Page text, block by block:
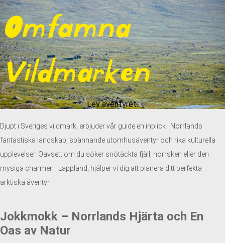
Omfamna
Vildmarken
Lev äventyret.
Djupt i Sveriges vildmark, erbjuder vår guide en inblick i Norrlands
fantastiska landskap, spännande utomhusäventyr och rika kulturella
upplevelser. Oavsett om du söker snötäckta fjäll, norrsken eller den
mysiga charmen i Lappland, hjälper vi dig att planera ditt perfekta
arktiska äventyr.
Jokkmokk – Norrlands Hjärta och En
Oas av Natur